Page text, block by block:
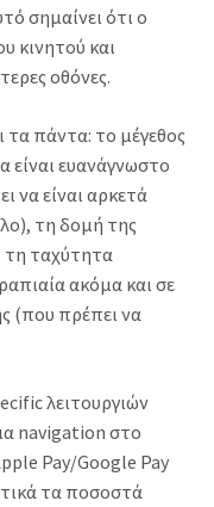
σημαίνει ότι ο
κινητού και
οθόνες.
πάντα: το μέγεθος
ευανάγνωστο
να είναι αρκετά
τη δομή της
τη ταχύτητα
ακόμα και σε
(που πρέπει να
λειτουργιών
navigation στο
Pay/Google Pay
τα ποσοστά